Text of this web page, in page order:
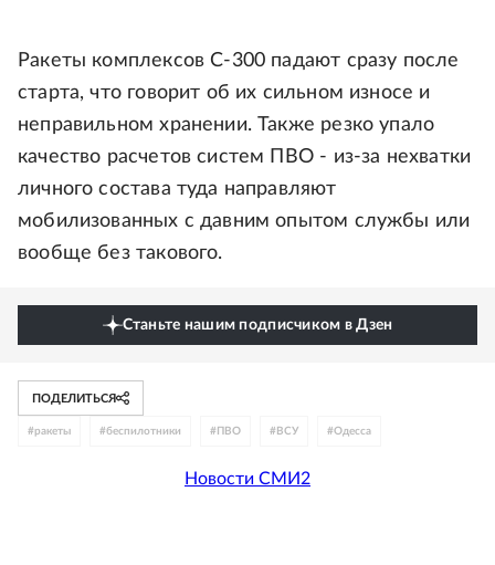
Ракеты комплексов С-300 падают сразу после
старта, что говорит об их сильном износе и
неправильном хранении. Также резко упало
качество расчетов систем ПВО - из-за нехватки
личного состава туда направляют
мобилизованных с давним опытом службы или
вообще без такового.
Станьте нашим подписчиком в Дзен
ПОДЕЛИТЬСЯ
#ракеты #беспилотники # ПВО # ВСУ #Одесса
Новости СМИ2